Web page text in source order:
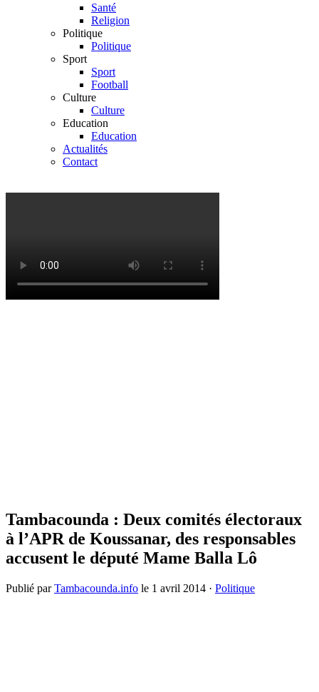
Santé
Religion
Politique
Politique
Sport
Sport
Football
Culture
Culture
Education
Education
Actualités
Contact
Tambacounda : Deux comités électoraux
à l’APR de Koussanar, des responsables
accusent le député Mame Balla Lô
Publié parTambacounda.info le 1 avril 2014 · Politique